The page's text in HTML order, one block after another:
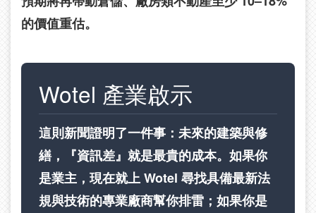
的價值重估。
Wotel 產業啟示
這則新聞證明了一件事：未來的建築與修
繕，『資訊差』就是最貴的成本。如果你
是業主，現在就上 Wotel 尋找具備最新法
規與技術的專業廠商幫你排雷；如果你是